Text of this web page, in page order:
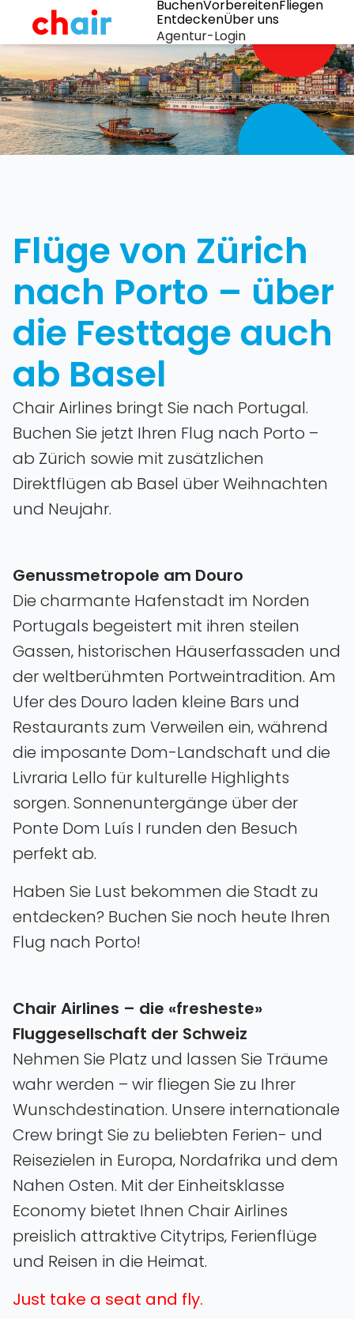
BuchenVorbereitenFliegen
EntdeckenÜber uns
Agentur-Login
Flüge von Zürich
nach Porto – über
die Festtage auch
ab Basel
Chair Airlines bringt Sie nach Portugal.
Buchen Sie jetzt Ihren Flug nach Porto –
ab Zürich sowie mit zusätzlichen
Direktflügen ab Basel über Weihnachten
und Neujahr.
Genussmetropole am Douro
Die charmante Hafenstadt im Norden
Portugals begeistert mit ihren steilen
Gassen‚ historischen Häuserfassaden und
der weltberühmten Portweintradition. Am
Ufer des Douro laden kleine Bars und
Restaurants zum Verweilen ein‚ während
die imposante Dom-Landschaft und die
Livraria Lello für kulturelle Highlights
sorgen. Sonnenuntergänge über der
Ponte Dom Luís I runden den Besuch
perfekt ab.
Haben Sie Lust bekommen die Stadt zu
entdecken? Buchen Sie noch heute Ihren
Flug nach Porto!
Chair Airlines – die «fresheste»
Fluggesellschaft der Schweiz
Nehmen Sie Platz und lassen Sie Träume
wahr werden – wir fliegen Sie zu Ihrer
Wunschdestination. Unsere internationale
Crew bringt Sie zu beliebten Ferien- und
Reisezielen in Europa‚ Nordafrika und dem
Nahen Osten. Mit der Einheitsklasse
Economy bietet Ihnen Chair Airlines
preislich attraktive Citytrips‚ Ferienflüge
und Reisen in die Heimat.
Just take a seat and fly.